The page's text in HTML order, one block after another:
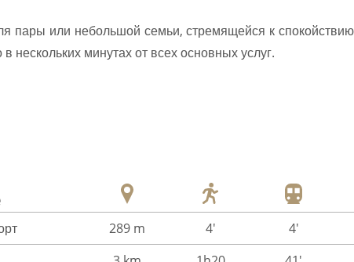
пары или небольшой семьи, стремящейся к
в нескольких минутах от всех основных услуг.
289 m 4' 4'